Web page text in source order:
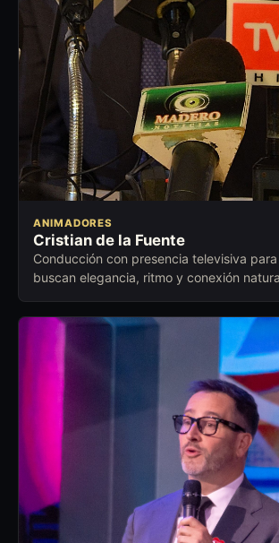
ANIMADORES
Cristian de la Fuente
Conducción con presencia televisiva
buscan elegancia, ritmo y conexión